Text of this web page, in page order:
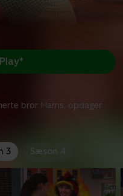
bror Harris, opdager
3 Sæson 4